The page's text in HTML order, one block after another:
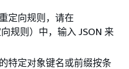
定向规则，请在
向规则）中，输入 JSON 来
特定对象键名或前缀按条